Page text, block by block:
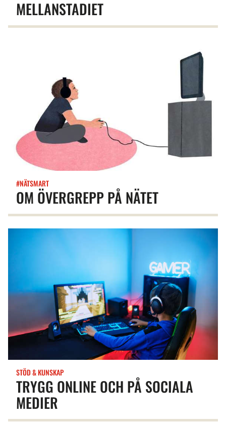
MELLANSTADIET
OM ÖVERGREPP PÅ NÄTET
#NÄTSMART
TRYGG ONLINE OCH PÅ SOCIALA
MEDIER
STÖD & KUNSKAP